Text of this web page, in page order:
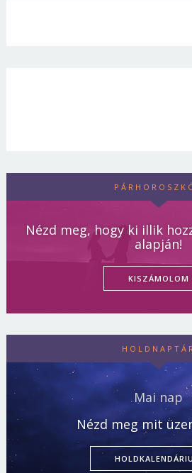
Nézd meg, hogy ki illik
alapján!
KISZÁMOLOM
HOLDNAPTÁR
Mai nap
Nézd meg mit